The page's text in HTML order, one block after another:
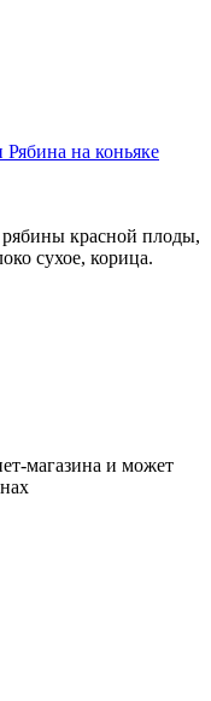
рябины красной плоды,
сухое, корица.
магазина и может